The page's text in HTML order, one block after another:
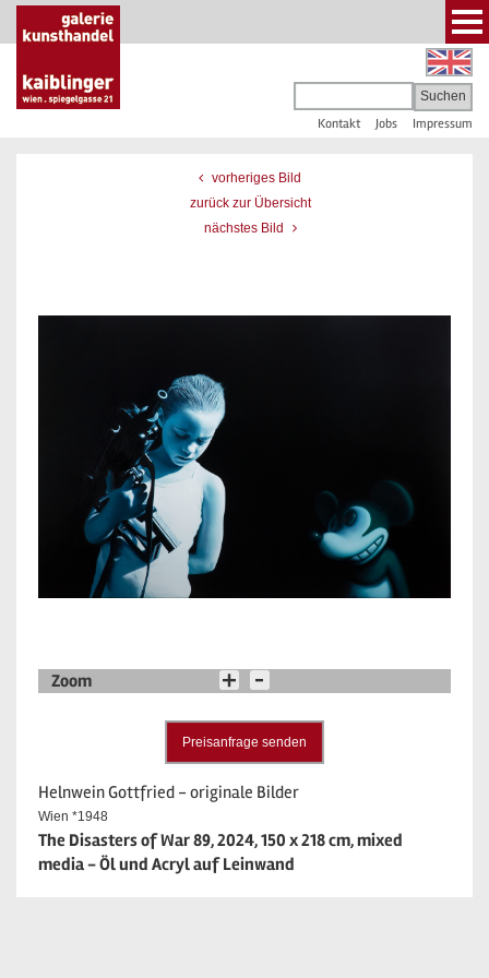
Kontakt Jobs Impressum
vorheriges Bild
zurück zur Übersicht
nächstes Bild
Zoom
Preisanfrage senden
Helnwein Gottfried - originale Bilder
Wien *1948
The Disasters of War 89, 2024, 150 x 218 cm, mixed
media - Öl und Acryl auf Leinwand